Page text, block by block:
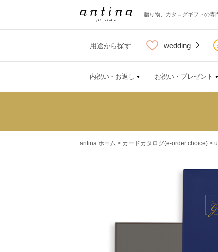
贈り物、カタログギフトの専
用途から探す wedding
内祝い・お返し お祝い・プレゼント
antina ホーム > カードカタログ(e-order choice) >